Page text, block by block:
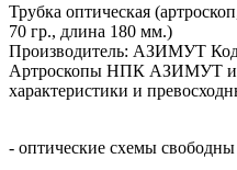
Трубка оптическая
70 гр., длина 180 мм.)
Производитель: АЗИМУТ
Артроскопы НПК АЗИМУТ
характеристики и
- оптические схемы